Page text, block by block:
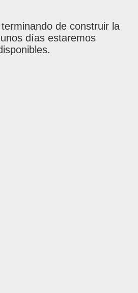
de construir la
días estaremos